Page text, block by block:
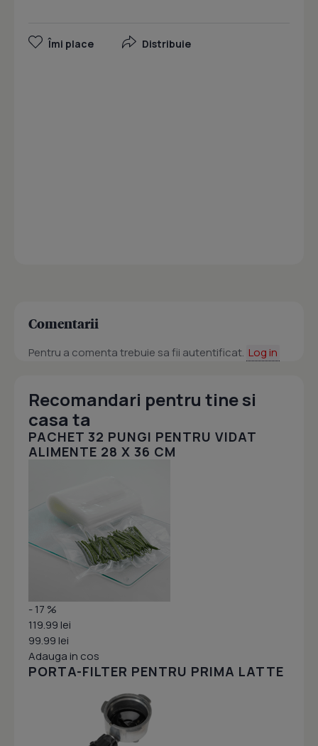
Îmi place Distribuie
Comentarii
Pentru a comenta trebuie sa fii autentificat. Log in
Recomandari pentru tine si
casa ta
PACHET 32 PUNGI PENTRU VIDAT
ALIMENTE 28 X 36 CM
- 17 %
119.99 lei
99.99 lei
Adauga in cos
PORTA-FILTER PENTRU PRIMA LATTE